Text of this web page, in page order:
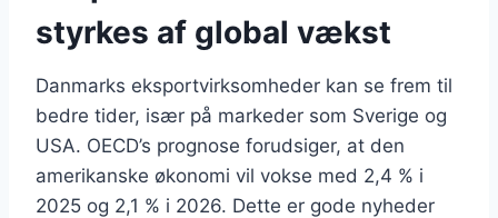
styrkes af global vækst
Danmarks eksportvirksomheder kan se frem til
bedre tider, især på markeder som Sverige og
USA. OECD’s prognose forudsiger, at den
amerikanske økonomi vil vokse med 2,4 % i
2025 og 2,1 % i 2026. Dette er gode nyheder